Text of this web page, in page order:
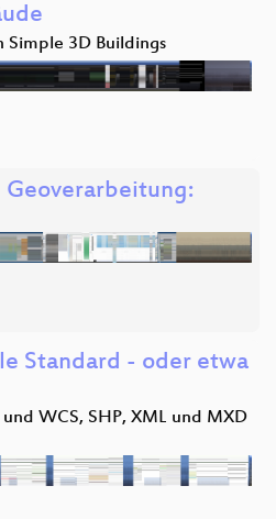
Simple 3D Buildings
Standard - oder etwa
WCS, SHP, XML und MXD